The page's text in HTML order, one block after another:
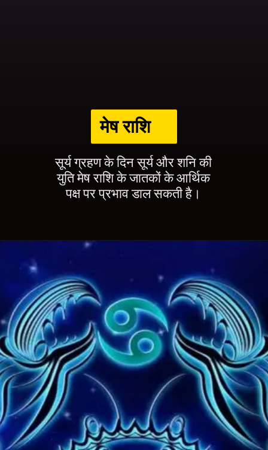
मेष राशि
सूर्य ग्रहण के दिन सूर्य और शनि की
युति मेष राशि के जातकों के आर्थिक
पक्ष पर प्रभाव डाल सकती है।